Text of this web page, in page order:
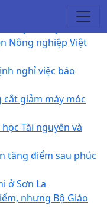
Nông nghiệp Việt
nghỉ việc báo
giảm máy móc
Tài nguyên và
tăng điểm sau phúc
ở Sơn La
nhưng Bộ Giáo